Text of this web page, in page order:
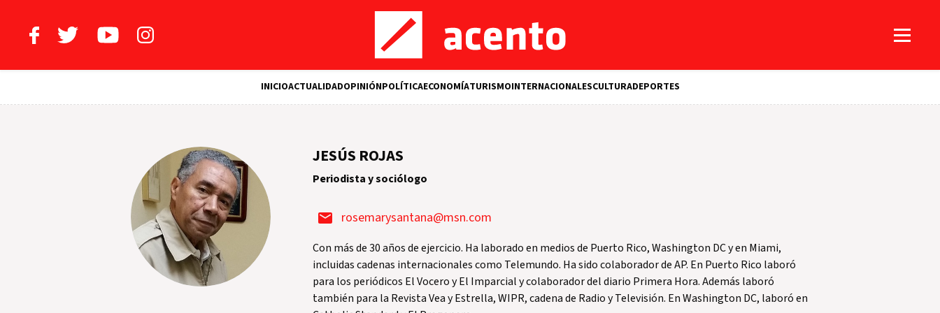
INICIOACTUALIDADOPINIÓNPOLÍTICAECONOMÍATURISMOINTERNACIONALESCULTURADEPORTES
JESÚS ROJAS
Periodista y sociólogo
rosemarysantana@msn.com
Con más de 30 años de ejercicio. Ha laborado en medios de Puerto Rico, Washington DC y en Miami,
incluidas cadenas internacionales como Telemundo. Ha sido colaborador de AP. En Puerto Rico laboró
para los periódicos El Vocero y El Imparcial y colaborador del diario Primera Hora. Además laboró
también para la Revista Vea y Estrella, WIPR, cadena de Radio y Televisión. En Washington DC, laboró en